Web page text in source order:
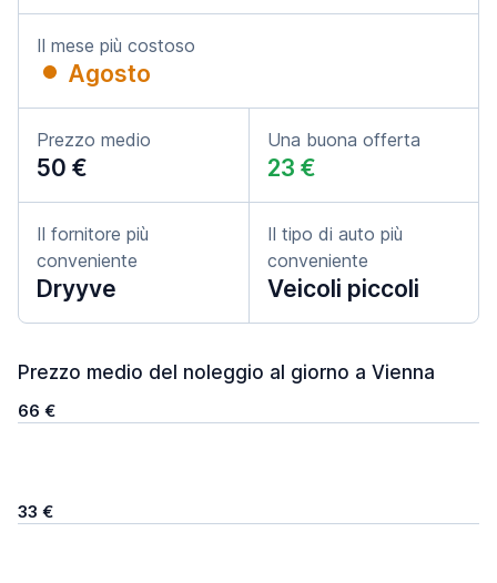
Il mese più costoso
Agosto
Prezzo medio
50 €
Una buona offerta
23 €
Il fornitore più
conveniente
Dryyve
Il tipo di auto più
conveniente
Veicoli piccoli
Prezzo medio del noleggio al giorno a Vienna
66 €
33 €